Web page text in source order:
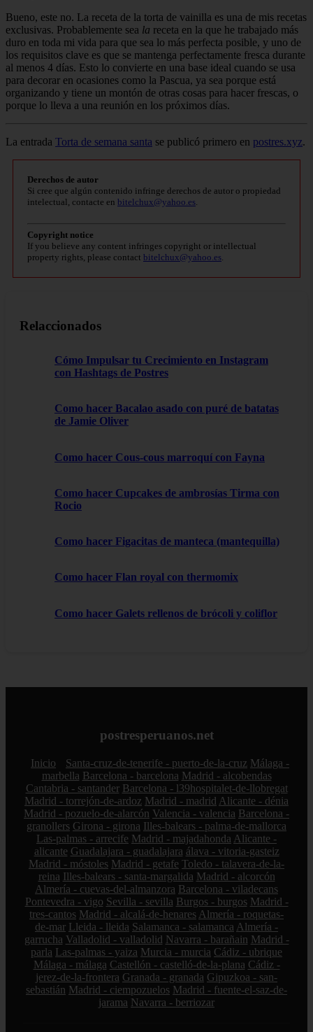
Bueno, este no. La receta de la torta de vainilla es una de mis recetas
exclusivas. Probablemente sea la receta en la que he trabajado más
duro en toda mi vida para que sea lo más perfecta posible, y uno de
los requisitos clave es que se mantenga perfectamente fresca durante
al menos 4 días. Esto lo convierte en una base ideal cuando se usa
para decorar en ocasiones como la Pascua, ya sea porque está
organizando y tiene un montón de otras cosas para hacer frescas, o
porque lo lleva a una reunión en los próximos días.
La entrada Torta de semana santa se publicó primero en postres.xyz.
Derechos de autor
Si cree que algún contenido infringe derechos de autor o propiedad
intelectual, contacte en bitelchux@yahoo.es
Copyright notice
If you believe any content infringes copyright or intellectual
property rights, please contact bitelchux@yahoo.es
Relaccionados
Cómo Impulsar tu Crecimiento en Instagram
con Hashtags de Postres
Como hacer Bacalao asado con puré de batatas
de Jamie Oliver
Como hacer Cous-cous marroquí con Fayna
Como hacer Cupcakes de ambrosías Tirma con
Rocio
Como hacer Figacitas de manteca (mantequilla)
Como hacer Flan royal con thermomix
Como hacer Galets rellenos de brócoli y coliflor
postresperuanos.net
Inicio Santa-cruz-de-tenerife - puerto-de-la-cruz Málaga -
marbella Barcelona - barcelona Madrid - alcobendas
Cantabria - santander Barcelona - l39hospitalet-de-llobregat
Madrid - torrejón-de-ardoz Madrid - madrid Alicante - dénia
Madrid - pozuelo-de-alarcón Valencia - valencia Barcelona -
granollers Girona - girona Illes-balears - palma-de-mallorca
Las-palmas - arrecife Madrid - majadahonda Alicante -
alicante Guadalajara - guadalajara álava - vitoria-gasteiz
Madrid - móstoles Madrid - getafe Toledo - talavera-de-la-
reina Illes-balears - santa-margalida Madrid - alcorcón
Almería - cuevas-del-almanzora Barcelona - viladecans
Pontevedra - vigo Sevilla - sevilla Burgos - burgos Madrid -
tres-cantos Madrid - alcalá-de-henares Almería - roquetas-
de-mar Lleida - lleida Salamanca - salamanca Almería -
garrucha Valladolid - valladolid Navarra - barañain Madrid -
parla Las-palmas - yaiza Murcia - murcia Cádiz - ubrique
Málaga - málaga Castellón - castelló-de-la-plana Cádiz -
jerez-de-la-frontera Granada - granada Gipuzkoa - san-
sebastián Madrid - ciempozuelos Madrid - fuente-el-saz-de-
jarama Navarra - berriozar